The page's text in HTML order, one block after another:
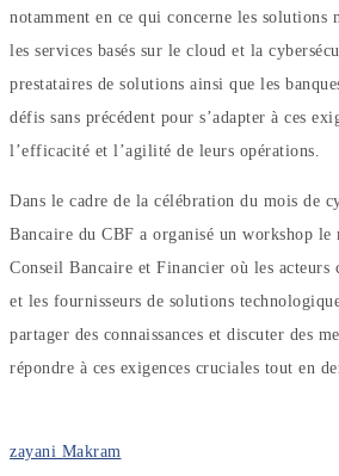
notamment en ce qui concerne les solutions
les services basés sur le cloud et la
prestataires de solutions ainsi que les
défis sans précédent pour s’adapter à ces
l’efficacité et l’agilité de leurs opérations.
Dans le cadre de la célébration du mois de
Bancaire du CBF a organisé un workshop le
Conseil Bancaire et Financier où les acteurs
et les fournisseurs de solutions
partager des connaissances et discuter des
répondre à ces exigences cruciales tout en
zayani Makram